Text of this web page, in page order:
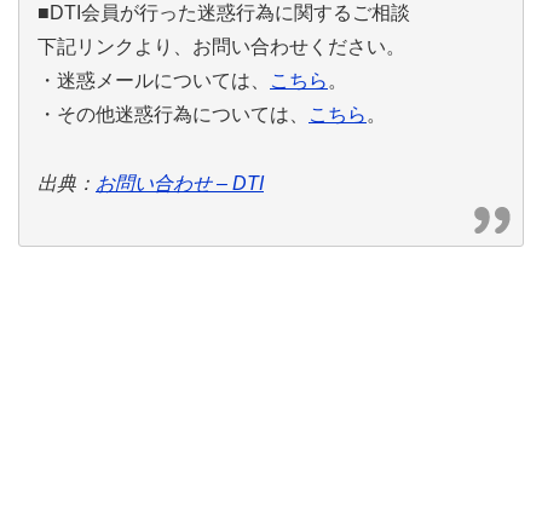
■DTI会員が行った迷惑行為に関するご相談
下記リンクより、お問い合わせください。
・迷惑メールについては、
こちら 。
・その他迷惑行為については、
こちら 。
出典： お問い合わせ – DTI